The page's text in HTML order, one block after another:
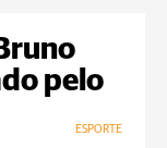
pelo
ESPORTE